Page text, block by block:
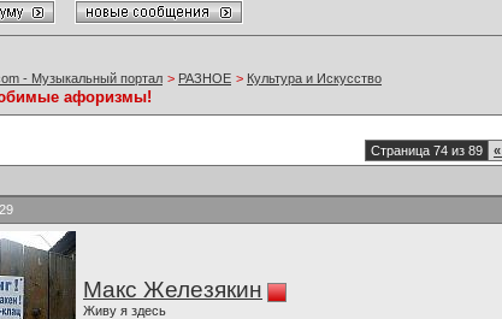
- Музыкальный портал > РАЗНОЕ > Культура и Искусство
афоризмы!
Страница 74 из 89 «
Макс Железякин
Живу я здесь